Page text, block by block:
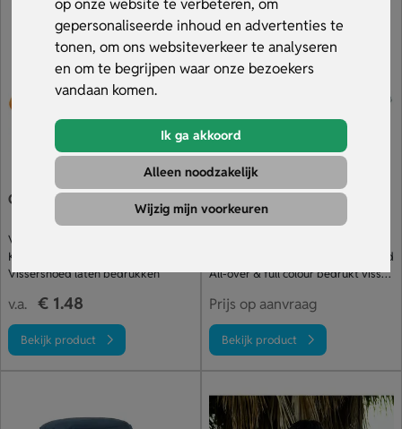
op onze website te verbeteren, om
gepersonaliseerde inhoud en advertenties te
tonen, om ons websiteverkeer te analyseren
en om te begrijpen waar onze bezoekers
vandaan komen.
Ik ga akkoord
Alleen noodzakelijk
Wijzig mijn voorkeuren
organiseert, een vissershoedje met logo is een slimme
manier om jouw bedrijf zichtbaarheid te geven. Bij ons
bestel je al festivalhoedjes al vanaf 10 stuks en profiteer je
van snelle levering binnen 2 weken. Bekijk ons assortiment.
Goedkope Vissershoed
Veel stuks voor je budget
Keuze uit meer dan 10 kleuren
Vissershoed laten bedrukken
v.a. € 1.48
Bekijk product
Omkeerbare vissershoedje
Leverbaar in maten voor jong & oud
All-over & full colour bedrukt vissershoedje
Prijs op aanvraag
Bekijk product